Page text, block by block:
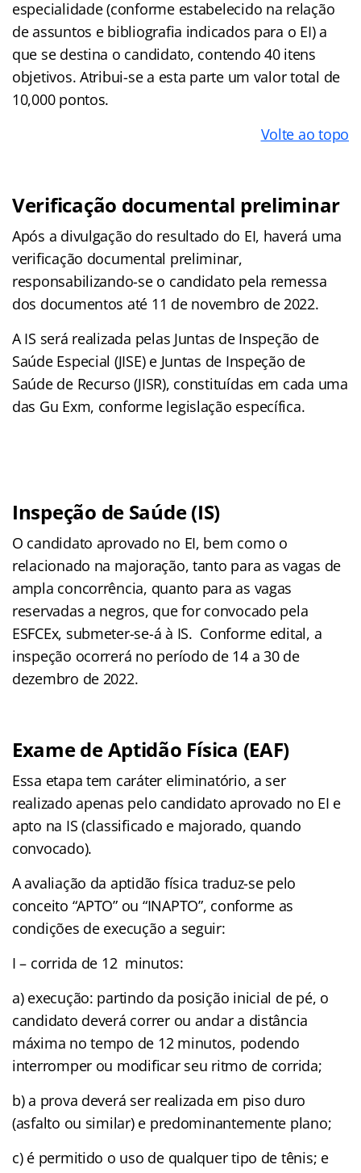
especialidade (conforme estabelecido na relação
de assuntos e bibliografia indicados para o EI) a
que se destina o candidato, contendo 40 itens
objetivos. Atribui-se a esta parte um valor total de
10,000 pontos.
Volte ao topo
Verificação documental preliminar
Após a divulgação do resultado do EI, haverá uma
verificação documental preliminar,
responsabilizando-se o candidato pela remessa
dos documentos até 11 de novembro de 2022.
A IS será realizada pelas Juntas de Inspeção de
Saúde Especial (JISE) e Juntas de Inspeção de
Saúde de Recurso (JISR), constituídas em cada uma
das Gu Exm, conforme legislação específica.
Inspeção de Saúde (IS)
O candidato aprovado no EI, bem como o
relacionado na majoração, tanto para as vagas de
ampla concorrência, quanto para as vagas
reservadas a negros, que for convocado pela
ESFCEx, submeter-se-á à IS. Conforme edital, a
inspeção ocorrerá no período de 14 a 30 de
dezembro de 2022.
Exame de Aptidão Física (EAF)
Essa etapa tem caráter eliminatório, a ser
realizado apenas pelo candidato aprovado no EI e
apto na IS (classificado e majorado, quando
convocado).
A avaliação da aptidão física traduz-se pelo
conceito “APTO” ou “INAPTO”, conforme as
condições de execução a seguir:
I – corrida de 12 minutos:
a) execução: partindo da posição inicial de pé, o
candidato deverá correr ou andar a distância
máxima no tempo de 12 minutos, podendo
interromper ou modificar seu ritmo de corrida;
b) a prova deverá ser realizada em piso duro
(asfalto ou similar) e predominantemente plano;
c) é permitido o uso de qualquer tipo de tênis; e